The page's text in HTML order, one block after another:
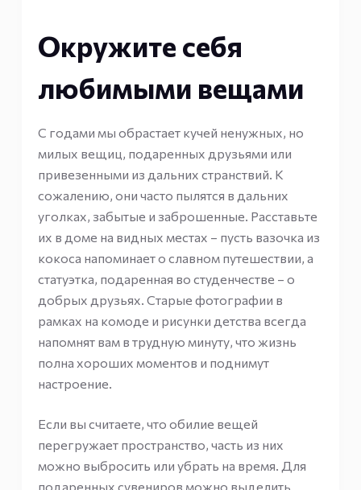
Окружите себя
любимыми вещами
С годами мы обрастает кучей ненужных, но
милых вещиц, подаренных друзьями или
привезенными из дальних странствий. К
сожалению, они часто пылятся в дальних
уголках, забытые и заброшенные. Расставьте
их в доме на видных местах – пусть вазочка из
кокоса напоминает о славном путешествии, а
статуэтка, подаренная во студенчестве – о
добрых друзьях. Старые фотографии в
рамках на комоде и рисунки детства всегда
напомнят вам в трудную минуту, что жизнь
полна хороших моментов и поднимут
настроение.
Если вы считаете, что обилие вещей
перегружает пространство, часть из них
можно выбросить или убрать на время. Для
подаренных сувениров можно выделить